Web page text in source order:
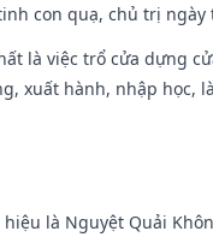
con quạ, chủ trị ngày
là việc trổ cửa dựng
xuất hành, nhập học,
là Nguyệt Quải